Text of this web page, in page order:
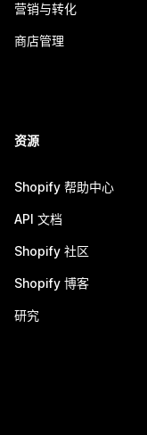
营销与转化
商店管理
资源
Shopify 帮助中心
API 文档
Shopify 社区
Shopify 博客
研究